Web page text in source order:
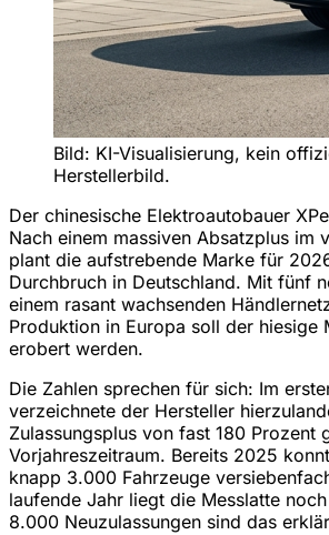
Bild: KI-Visualisierung, kein
Herstellerbild.
Der chinesische Elektroautobauer
Nach einem massiven Absatzplus im
plant die aufstrebende Marke für
Durchbruch in Deutschland. Mit fünf
einem rasant wachsenden
Produktion in Europa soll der hiesige
erobert werden.
Die Zahlen sprechen für sich: Im
verzeichnete der Hersteller
Zulassungsplus von fast 180 Prozent
Vorjahreszeitraum. Bereits 2025
knapp 3.000 Fahrzeuge
laufende Jahr liegt die Messlatte
8.000 Neuzulassungen sind das